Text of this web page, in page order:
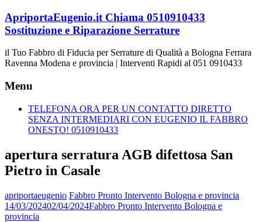
Vai
al
contenuto
ApriportaEugenio.it Chiama 0510910433
Sostituzione e Riparazione Serrature
il Tuo Fabbro di Fiducia per Serrature di Qualità a Bologna Ferrara
Ravenna Modena e provincia | Interventi Rapidi al 051 0910433
Menu
TELEFONA ORA PER UN CONTATTO DIRETTO
SENZA INTERMEDIARI CON EUGENIO IL FABBRO
ONESTO! 0510910433
apertura serratura AGB difettosa San
Pietro in Casale
apriportaeugenio Fabbro Pronto Intervento Bologna e provincia
14/03/202402/04/2024Fabbro Pronto Intervento Bologna e
provincia